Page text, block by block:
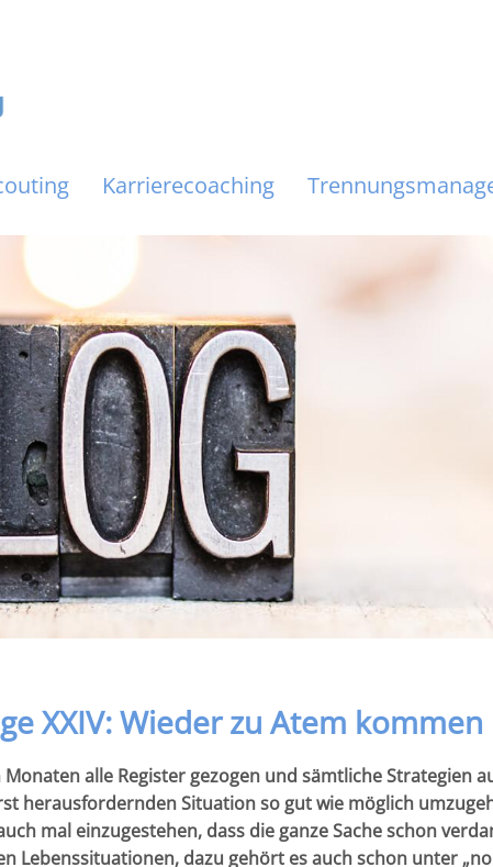
Karrierecoaching
XXIV: Wieder zu Atem kommen
alle Register gezogen und sämtliche Strategien
herausfordernden Situation so gut wie möglich
mal einzugestehen, dass die ganze Sache schon
Lebenssituationen, dazu gehört es auch schon unter